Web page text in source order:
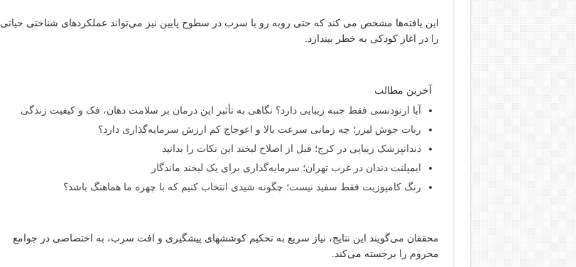
این یافته‌ها مشخص می کند که حتی روبه رو با سرب در سطوح پایین نیز می‌تواند عملکردهای شناختی حیاتی
را در اغاز کودکی به خطر بیندازد.
آخرین مطالب
آیا ارتودنسی فقط جنبه زیبایی دارد؟ نگاهی به تأثیر این درمان بر سلامت دهان، فک و کیفیت زندگی
ربات جوش لیزر؛ چه زمانی سرعت بالا و اعوجاج کم ارزش سرمایه‌گذاری دارد؟
دندانپزشک زیبایی در کرج؛ قبل از اصلاح لبخند این نکات را بدانید
ایمپلنت دندان در غرب تهران؛ سرمایه‌گذاری برای یک لبخند ماندگار
رنگ کامپوزیت فقط سفید نیست؛ چگونه شیدی انتخاب کنیم که با چهره ما هماهنگ باشد؟
محققان می‌گویند این نتایج، نیاز سریع به تحکیم کوششهای پیشگیری و افت سرب، به اختصاصی در جوامع
محروم را برجسته می‌کند.